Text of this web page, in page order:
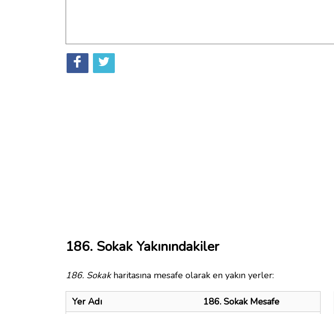
186. Sokak Yakınındakiler
186. Sokakharitasına mesafe olarak en yakın yerler:
Yer Adı
186. Sokak Mesafe